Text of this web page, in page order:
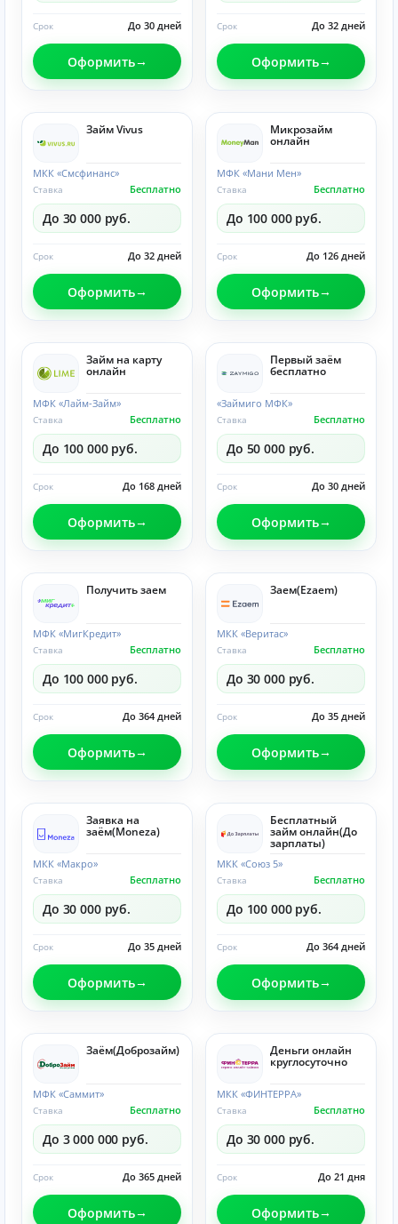
До 30 дней
Срок
Оформить
До 32 дней
Срок
Оформить
Займ Vivus
МКК «Смсфинанс»
Бесплатно
Ставка
До 30 000 руб.
До 32 дней
Срок
Оформить
Микрозайм
онлайн
МФК «Мани Мен»
Бесплатно
Ставка
До 100 000 руб.
До 126 дней
Срок
Оформить
Займ на карту
онлайн
МФК «Лайм-Займ»
Бесплатно
Ставка
До 100 000 руб.
До 168 дней
Срок
Оформить
Первый заём
бесплатно
«Займиго МФК»
Бесплатно
Ставка
До 50 000 руб.
До 30 дней
Срок
Оформить
Получить заем
МФК «МигКредит»
Бесплатно
Ставка
До 100 000 руб.
До 364 дней
Срок
Оформить
Заем(Ezaem)
МКК «Веритас»
Бесплатно
Ставка
До 30 000 руб.
До 35 дней
Срок
Оформить
Заявка на
заём(Moneza)
МКК «Макро»
Бесплатно
Ставка
До 30 000 руб.
До 35 дней
Срок
Оформить
Бесплатный
займ онлайн(До
зарплаты)
МКК «Союз 5»
Бесплатно
Ставка
До 100 000 руб.
До 364 дней
Срок
Оформить
Заём(Доброзайм)
МФК «Саммит»
Бесплатно
Ставка
До 3 000 000 руб.
До 365 дней
Срок
Оформить
Деньги онлайн
круглосуточно
МКК «ФИНТЕРРА»
Бесплатно
Ставка
До 30 000 руб.
До 21 дня
Срок
Оформить